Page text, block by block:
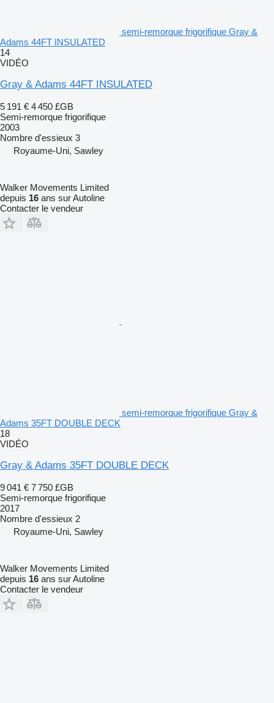
semi-remorque frigorifique Gray &
Adams 44FT INSULATED
14
VIDÉO
Gray & Adams 44FT INSULATED
5 191 € 4 450 £GB
Semi-remorque frigorifique
2003
Nombre d'essieux 3
Royaume-Uni, Sawley
Walker Movements Limited
depuis 16 ans sur Autoline
Contacter le vendeur
semi-remorque frigorifique Gray &
Adams 35FT DOUBLE DECK
18
VIDÉO
Gray & Adams 35FT DOUBLE DECK
9 041 € 7 750 £GB
Semi-remorque frigorifique
2017
Nombre d'essieux 2
Royaume-Uni, Sawley
Walker Movements Limited
depuis 16 ans sur Autoline
Contacter le vendeur